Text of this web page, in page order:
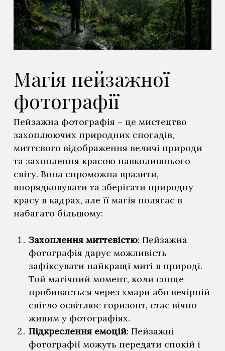
Магія пейзажної
фотографії
Пейзажна фотографія – це мистецтво
захоплюючих природних спогадів,
миттєвого відображення величі природи
та захоплення красою навколишнього
світу. Вона спроможна вразити,
впорядковувати та зберігати природну
красу в кадрах, але її магія полягає в
набагато більшому:
Захоплення миттєвістю: Пейзажна
фотографія дарує можливість
зафіксувати найкращі миті в природі.
Той магічний момент, коли сонце
пробивається через хмари або вечірній
світло освітлює горизонт, стає вічно
живим у фотографіях.
Підкреслення емоцій: Пейзажні
фотографії можуть передати спокій і